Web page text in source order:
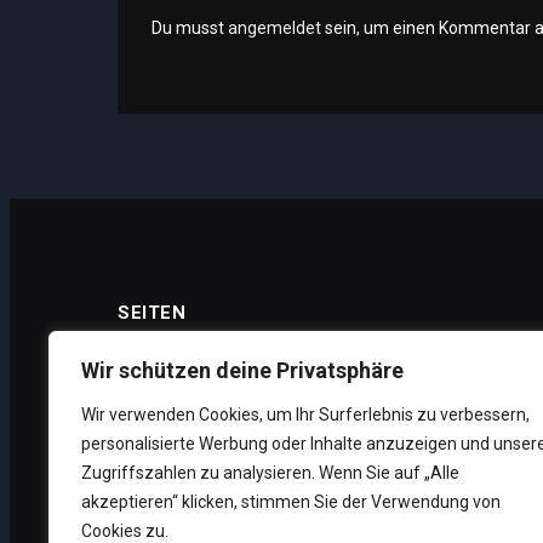
Wir schützen deine Privatsphäre
Wir verwenden Cookies, um Ihr Surferlebnis zu verbessern,
personalisierte Werbung oder Inhalte anzuzeigen und
Zugriffszahlen zu analysieren. Wenn Sie auf „Alle
akzeptieren“ klicken, stimmen Sie der Verwendung von
Cookies zu.
Du musstangemeldetsein, um einen Kommentar
SEITEN
Datenschutz
Impressum
Über uns